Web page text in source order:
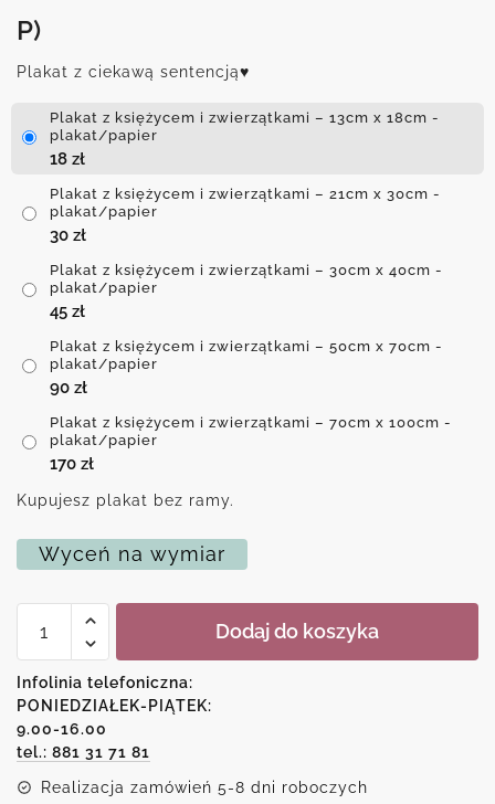
P)
Plakat z ciekawą sentencją♥
Plakat z księżycem i zwierzątkami – 13cm x 18cm -
plakat/papier
18 zł
Plakat z księżycem i zwierzątkami – 21cm x 30cm -
plakat/papier
30 zł
Plakat z księżycem i zwierzątkami – 30cm x 40cm -
plakat/papier
45 zł
Plakat z księżycem i zwierzątkami – 50cm x 70cm -
plakat/papier
90 zł
Plakat z księżycem i zwierzątkami – 70cm x 100cm -
plakat/papier
170 zł
Kupujesz plakat bez ramy.
Wyceń na wymiar
Plakat
i
zwierzątkami
Dodaj do koszyka
Infolinia telefoniczna:
PONIEDZIAŁEK-PIĄTEK:
9.00-16.00
tel.: 881 31 71 81
Realizacja zamówień 5-8 dni roboczych